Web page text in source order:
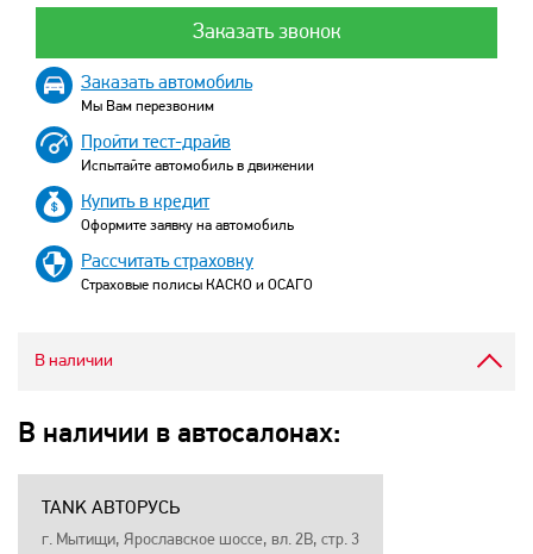
Заказать звонок
Заказать автомобиль
Мы Вам перезвоним
Пройти тест-драйв
Испытайте автомобиль в движении
Купить в кредит
Оформите заявку на автомобиль
Рассчитать страховку
Страховые полисы КАСКО и ОСАГО
В наличии
В наличии в автосалонах:
TANK АВТОРУСЬ
г. Мытищи, Ярославское шоссе, вл. 2В, стр. 3